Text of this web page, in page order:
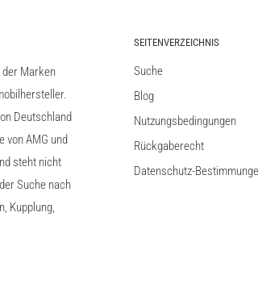
Marken
Deutschland
von AMG und
steht nicht
Suche nach
Kupplung,
SEITENVERZEICHNIS
Suche
Blog
Nutzungsbedingungen
Rückgaberecht
Datenschutz-